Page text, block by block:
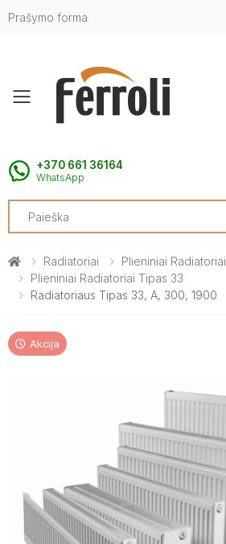
Prašymo forma
Toggle mobile menu
+370 661 36164
WhatsApp
Search
Radiatoriai
Plieniniai Radiatoriai
Plieniniai Radiatoriai Tipas 33
Radiatoriaus Tipas 33, A, 300, 1900
Akcija